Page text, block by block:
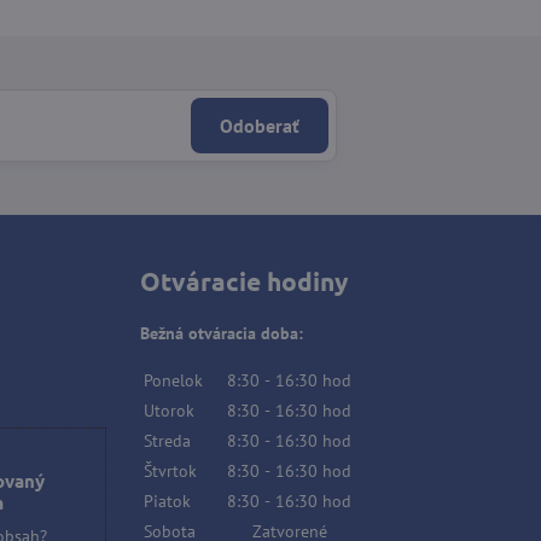
Odoberať
Otváracie hodiny
Bežná otváracia doba:
Ponelok 8:30 - 16:30 hod
Utorok
8:30 - 16:30 hod
Streda
8:30 - 16:30 hod
Štvrtok
8:30 - 16:30 hod
Piatok
8:30 - 16:30 hod
Sobota
Zatvorené